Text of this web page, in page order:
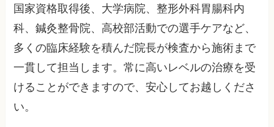
国家資格取得後、大学病院、整形外科胃腸科内
科、鍼灸整骨院、高校部活動での選手ケアなど、
多くの臨床経験を積んだ院長が検査から施術まで
一貫して担当します。常に高いレベルの治療を受
けることができますので、安心してお越しくださ
い。